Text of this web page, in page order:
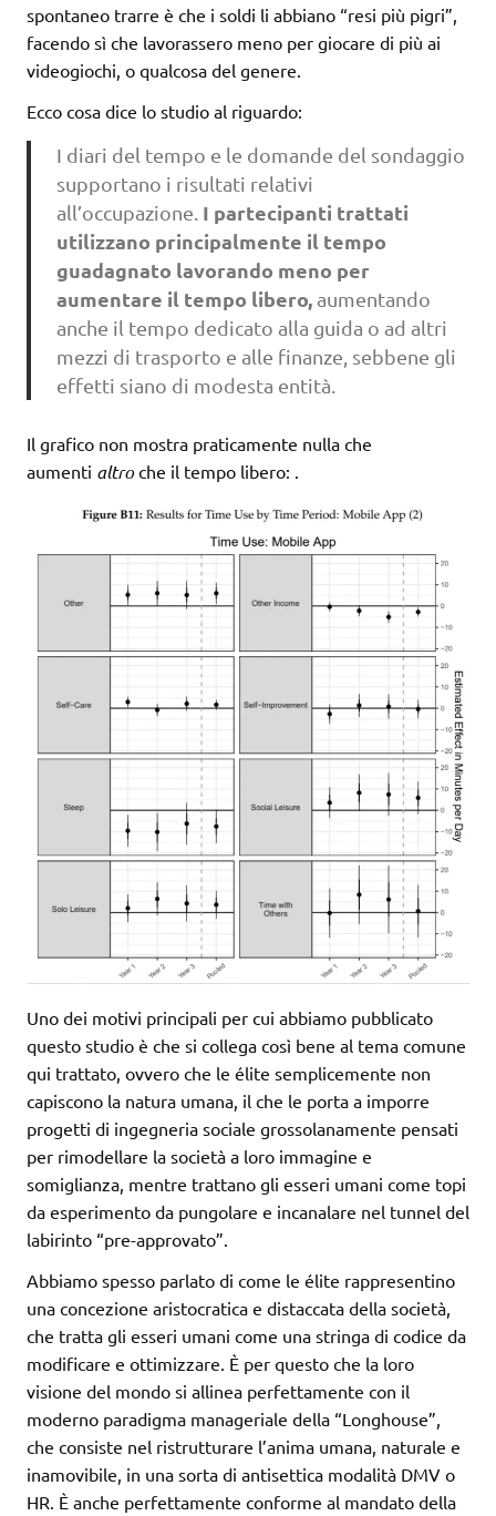
spontaneo trarre è che i soldi li abbiano “resi più pigri”,
facendo sì che lavorassero meno per giocare di più ai
videogiochi, o qualcosa del genere.
Ecco cosa dice lo studio al riguardo:
I diari del tempo e le domande del sondaggio
supportano i risultati relativi
all’occupazione. I partecipanti trattati
utilizzano principalmente il tempo
guadagnato lavorando meno per
aumentare il tempo libero,aumentando
anche il tempo dedicato alla guida o ad altri
mezzi di trasporto e alle finanze, sebbene gli
effetti siano di modesta entità.
Il grafico non mostra praticamente nulla che
aumenti altroche il tempo libero:
Uno dei motivi principali per cui abbiamo pubblicato
questo studio è che si collega così bene al tema comune
qui trattato, ovvero che le élite semplicemente non
capiscono la natura umana, il che le porta a imporre
progetti di ingegneria sociale grossolanamente pensati
per rimodellare la società a loro immagine e
somiglianza, mentre trattano gli esseri umani come topi
da esperimento da pungolare e incanalare nel tunnel del
labirinto “pre-approvato”.
Abbiamo spesso parlato di come le élite rappresentino
una concezione aristocratica e distaccata della società,
che tratta gli esseri umani come una stringa di codice da
modificare e ottimizzare. È per questo che la loro
visione del mondo si allinea perfettamente con il
moderno paradigma manageriale della “Longhouse”,
che consiste nel ristrutturare l’anima umana, naturale e
inamovibile, in una sorta di antisettica modalità DMV o
HR. È anche perfettamente conforme al mandato della